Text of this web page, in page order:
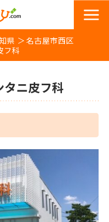
県
名古屋市西区
フ科
タニ皮フ科